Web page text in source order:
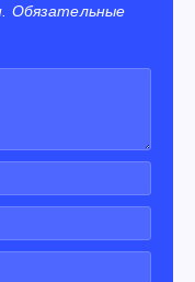
Обязательные